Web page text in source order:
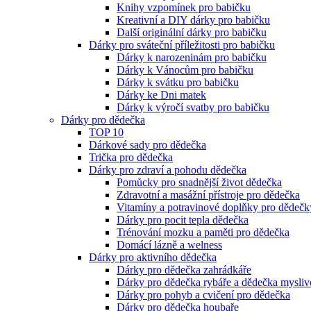
Knihy vzpomínek pro babičku
Kreativní a DIY dárky pro babičku
Další originální dárky pro babičku
Dárky pro sváteční příležitosti pro babičku
Dárky k narozeninám pro babičku
Dárky k Vánocům pro babičku
Dárky k svátku pro babičku
Dárky ke Dni matek
Dárky k výročí svatby pro babičku
Dárky pro dědečka
TOP 10
Dárkové sady pro dědečka
Trička pro dědečka
Dárky pro zdraví a pohodu dědečka
Pomůcky pro snadnější život dědečka
Zdravotní a masážní přístroje pro dědečka
Vitamíny a potravinové doplňky pro
Dárky pro pocit tepla dědečka
Trénování mozku a paměti pro dědečka
Domácí lázně a welness
Dárky pro aktivního dědečka
Dárky pro dědečka zahrádkáře
Dárky pro dědečka rybáře a dědečka
Dárky pro pohyb a cvičení pro dědečka
Dárky pro dědečka houbaře